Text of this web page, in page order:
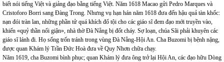
biết nói tiếng Việt và giảng đạo bằng tiếng Việt. Năm 1618 Macao gửi Pedro Marques và
Cristoforo Borri sang Đàng Trong. Nhưng vụ hạn hán năm 1618 đưa đến hậu quả tàn khốc:
nạn đói tràn lan, những phần tử quá khích đổ tội cho các giáo sĩ đem đạo mới truyền vào,
khiến «quỷ thần nổi giận», nhà thờ Đà Nẵng bị đốt cháy. Sợ loạn, chúa Sãi phải khuyên các
giáo sĩ lánh đi. Họ sống trốn tránh trong vùng Đà Nẵng-Hội An. Cha Buzomi bị bệnh nặng,
được quan Khám lý Trần Đức Hoà đưa về Quy Nhơn chữa chạy.
Năm 1619, cha Buzomi bình phục; quan Khám lý đưa ông trở lại Hội An, các đạo hữu Dòng